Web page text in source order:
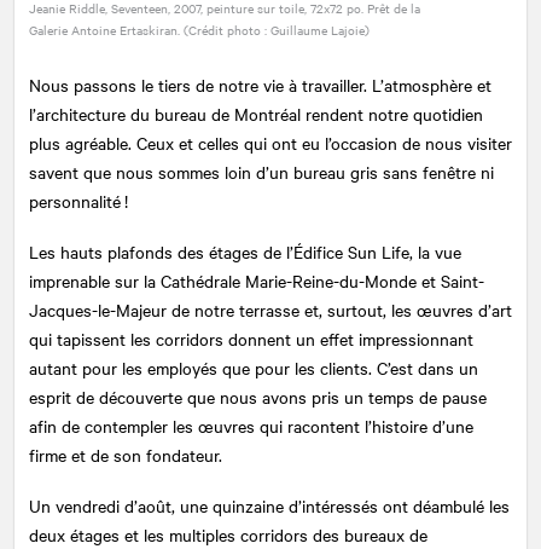
Jeanie Riddle, Seventeen, 2007, peinture sur toile, 72x72 po. Prêt de la
Galerie Antoine Ertaskiran. (Crédit photo : Guillaume Lajoie)
Nous passons le tiers de notre vie à travailler. L’atmosphère et
l’architecture du bureau de Montréal rendent notre quotidien
plus agréable. Ceux et celles qui ont eu l’occasion de nous visiter
savent que nous sommes loin d’un bureau gris sans fenêtre ni
personnalité !
Les hauts plafonds des étages de l’Édifice Sun Life, la vue
imprenable sur la Cathédrale Marie-Reine-du-Monde et Saint-
Jacques-le-Majeur de notre terrasse et, surtout, les œuvres d’art
qui tapissent les corridors donnent un effet impressionnant
autant pour les employés que pour les clients. C’est dans un
esprit de découverte que nous avons pris un temps de pause
afin de contempler les œuvres qui racontent l’histoire d’une
firme et de son fondateur.
Un vendredi d’août, une quinzaine d’intéressés ont déambulé les
deux étages et les multiples corridors des bureaux de